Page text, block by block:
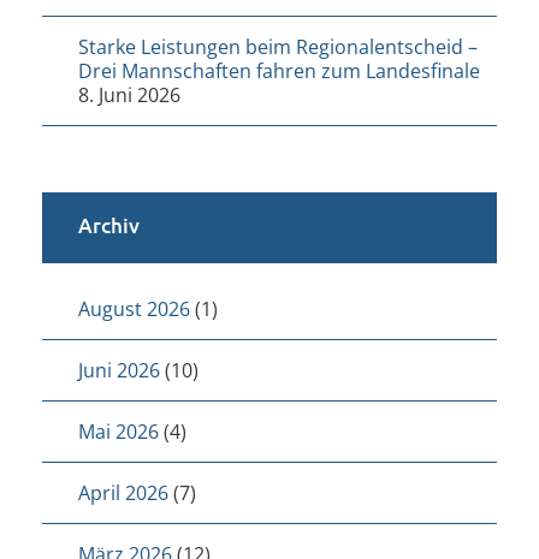
Starke Leistungen beim Regionalentscheid –
Drei Mannschaften fahren zum Landesfinale
8. Juni 2026
Archiv
August 2026(1)
Juni 2026(10)
Mai 2026(4)
April 2026(7)